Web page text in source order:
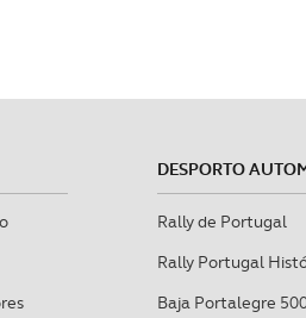
DESPORTO
Rally de Portugal
Rally Portugal
Baja Portalegre